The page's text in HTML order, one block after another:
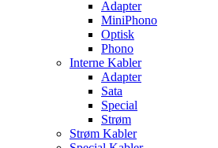
Adapter
MiniPhono
Optisk
Phono
Interne Kabler
Adapter
Sata
Special
Strøm
Strøm Kabler